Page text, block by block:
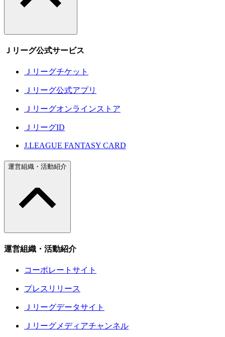
Ｊリーグ公式サービス
Ｊリーグチケット
Ｊリーグ公式アプリ
Ｊリーグオンラインストア
ＪリーグID
J.LEAGUE FANTASY CARD
運営組織・活動紹介
運営組織・活動紹介
コーポレートサイト
プレスリリース
Ｊリーグデータサイト
Ｊリーグメディアチャンネル